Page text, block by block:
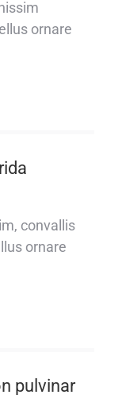
ornare
convallis
ornare
pulvinar